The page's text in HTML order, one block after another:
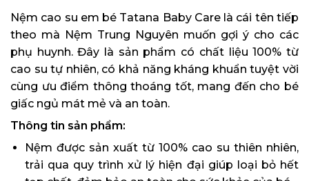
Nệm cao su em bé Tatana Baby Care là cái tên tiếp
theo mà Nệm Trung Nguyên muốn gợi ý cho các
phụ huynh. Đây là sản phẩm có chất liệu 100% từ
cao su tự nhiên, có khả năng kháng khuẩn tuyệt vời
cùng ưu điểm thông thoáng tốt, mang đến cho bé
giấc ngủ mát mẻ và an toàn.
Thông tin sản phẩm:
Nệm được sản xuất từ 100% cao su thiên nhiên,
trải qua quy trình xử lý hiện đại giúp loại bỏ hết